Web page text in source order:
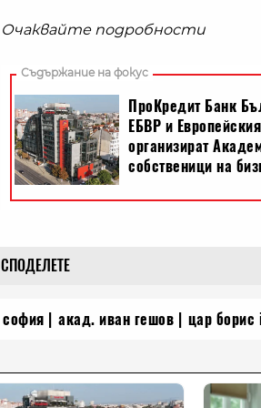
Очаквайте подробности
СПОДЕЛЕТЕ
софия акад. иван гешов цар борис